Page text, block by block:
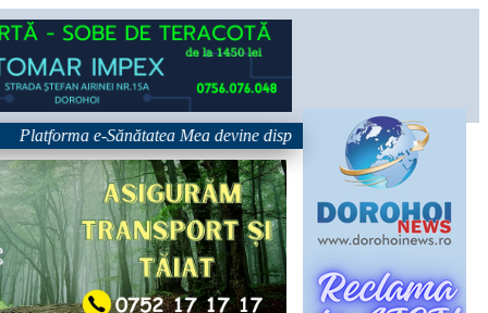
e-Sănătatea Mea devine disponibilă pe 1 septembrie: